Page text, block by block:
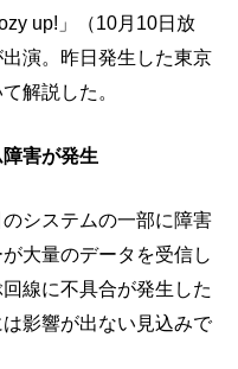
up!」（10月10日放
演。昨日発生した東京
解説した。
害が発生
システムの一部に障害
大量のデータを受信し
線に不具合が発生した
影響が出ない見込みで